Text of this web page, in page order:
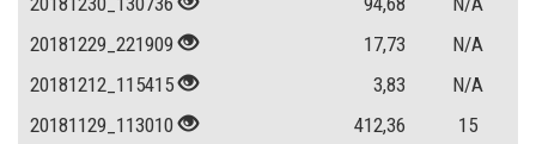
20181229_221909
17,73
N/A
20181212_115415
3,83
N/A
20181129_113010
412,36 15